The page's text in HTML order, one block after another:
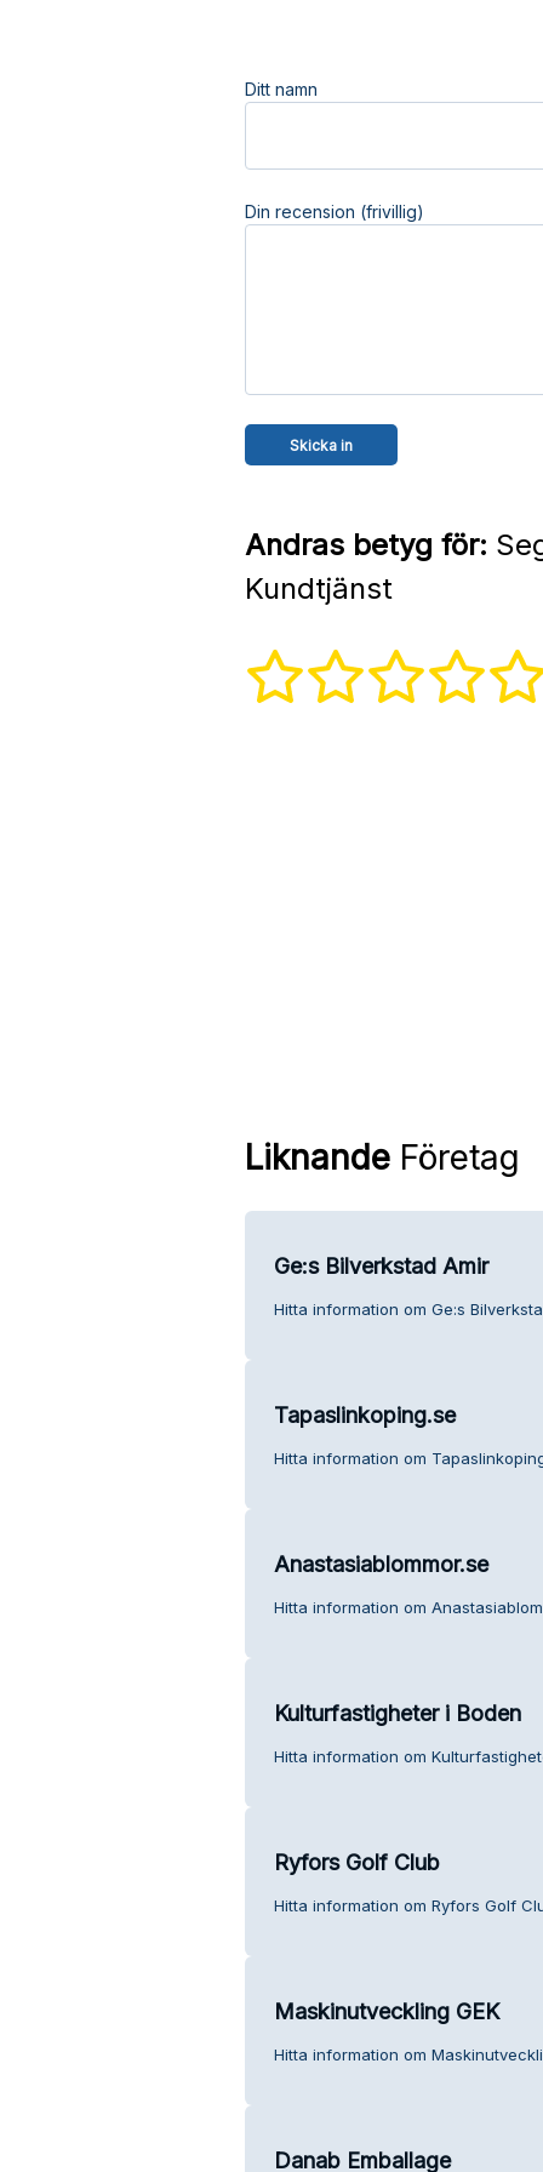
Ditt namn
Din recension (frivillig)
Andras betyg för:
Kundtjänst
LiknandeFöretag
Ge:s Bilverkstad Amir
Hitta information om Ge:s
Tapaslinkoping.se
Hitta information om
Anastasiablommor.se
Hitta information om
Kulturfastigheter i Boden
Hitta information om
Ryfors Golf Club
Hitta information om Ryfors Golf
Maskinutveckling GEK
Hitta information om
Danab Emballage